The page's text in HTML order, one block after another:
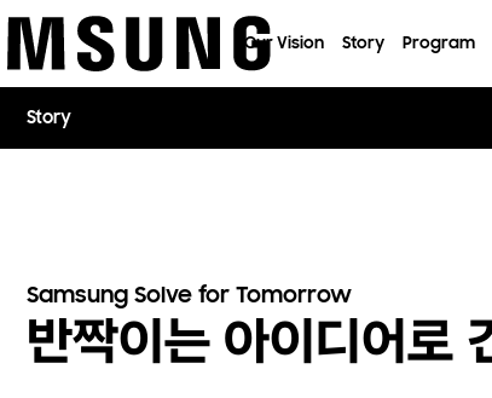
Our Vision Story Program
Story
Samsung Solve for Tomorrow
반짝이는 아이디어로